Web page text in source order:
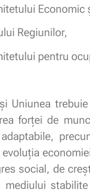
Economic
Regiunilor,
pentru
trebuie
forței de
social, de